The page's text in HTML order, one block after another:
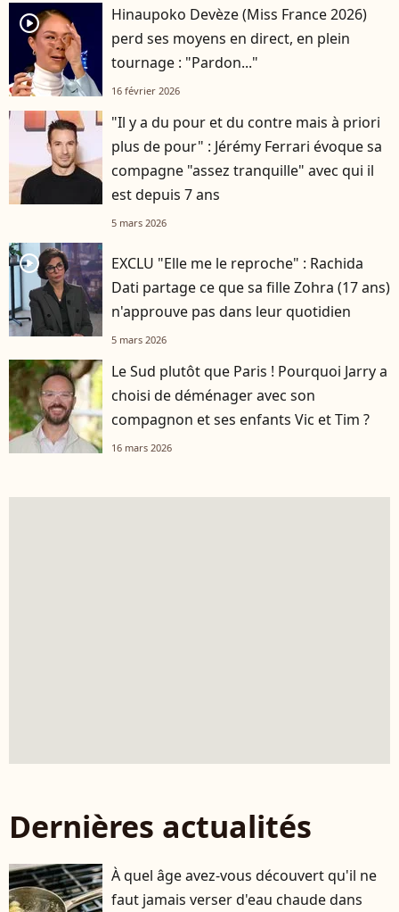
player2
Hinaupoko Devèze (Miss France 2026)
perd ses moyens en direct, en plein
tournage : "Pardon..."
16 février 2026
"Il y a du pour et du contre mais à priori
plus de pour" : Jérémy Ferrari évoque sa
compagne "assez tranquille" avec qui il
est depuis 7 ans
5 mars 2026
player2
EXCLU "Elle me le reproche" : Rachida
Dati partage ce que sa fille Zohra (17 ans)
n'approuve pas dans leur quotidien
5 mars 2026
Le Sud plutôt que Paris ! Pourquoi Jarry a
choisi de déménager avec son
compagnon et ses enfants Vic et Tim ?
16 mars 2026
Dernières actualités
À quel âge avez-vous découvert qu'il ne
faut jamais verser d'eau chaude dans